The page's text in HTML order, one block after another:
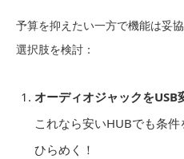
予算を抑えたい一方で機能は妥
選択肢を検討：
オーディオジャックをUSB
これなら安いHUBでも条
ひらめく！